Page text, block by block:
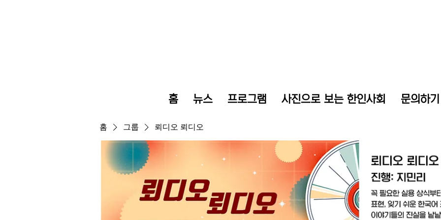
홈 뉴스 프로그램 사진으로 보는 한인사회 문의하기
홈 그룹 뢰디오 뢰디오